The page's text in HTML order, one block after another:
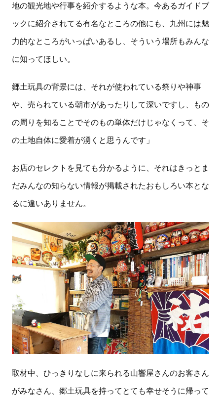
地の観光地や行事を紹介するような本。今あるガイドブ
ックに紹介されてる有名なところの他にも、九州には魅
力的なところがいっぱいあるし、そういう場所もみんな
に知ってほしい。
郷土玩具の背景には、それが使われている祭りや神事
や、売られている朝市があったりして深いですし、もの
の周りを知ることでそのもの単体だけじゃなくって、そ
の土地自体に愛着が湧くと思うんです」
お店のセレクトを見ても分かるように、それはきっとま
だみんなの知らない情報が掲載されたおもしろい本とな
るに違いありません。
取材中、ひっきりなしに来られる山響屋さんのお客さん
がみなさん、郷土玩具を持ってとても幸せそうに帰って